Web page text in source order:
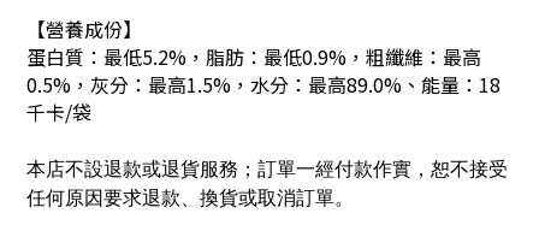
【營養成份】
蛋白質：最低5.2%，脂肪：最低0.9%，粗纖維：最高
0.5%，灰分：最高1.5%，水分：最高89.0%、 能量： 18
千卡/袋
本店不設退款或退貨服務；訂單一經付款作實，恕不接受
任何原因要求退款、換貨或取消訂單。